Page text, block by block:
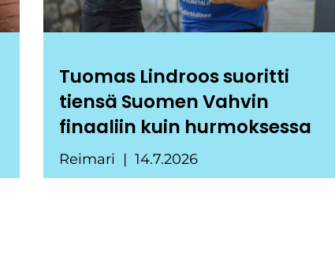
Tuomas Lindroos suoritti
tiensä Suomen Vahvin
finaaliin kuin hurmoksessa
Reimari 14.7.2026